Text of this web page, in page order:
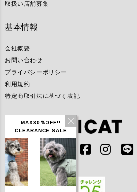
MAX30％OFF!!
CLEARANCE SALE
取扱い店舗募集
基本情報
会社概要
お問い合わせ
プライバシーポリシー
利用規約
特定商取引法に基づく表記